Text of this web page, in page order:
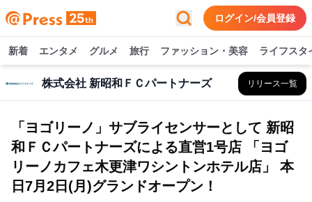
ログイン/会員登録
新着 エンタメ グルメ 旅行 ファッション・美容 ライフスタ
株式会社 新昭和ＦＣパートナーズ リリース一覧
「ヨゴリーノ」サブライセンサーとして 新昭
和ＦＣパートナーズによる直営1号店 「ヨゴ
リーノカフェ木更津ワシントンホテル店」 本
日7月2日(月)グランドオープン！